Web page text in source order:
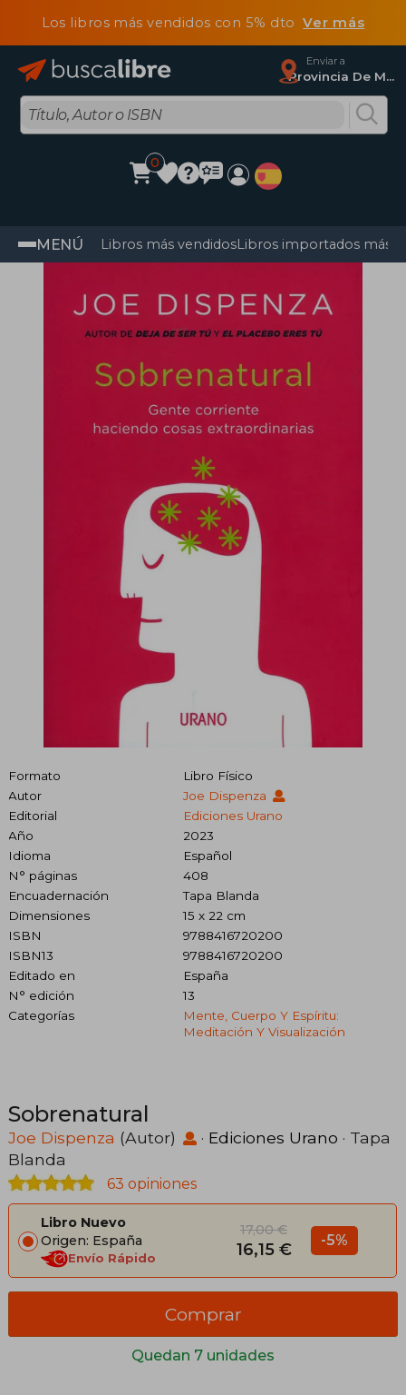
Los libros más vendidos con 5% dtoVer más
Enviar a
Provincia De Madrid
0
MENÚ Libros más vendidosLibros importados más
Formato
Libro Físico
Autor
Joe Dispenza
Editorial
Ediciones Urano
Año
2023
Idioma
Español
N° páginas
408
Encuadernación
Tapa Blanda
Dimensiones
15 x 22 cm
ISBN
9788416720200
ISBN13
9788416720200
Editado en
España
N° edición
13
Categorías
Mente, Cuerpo Y Espíritu:
Meditación Y Visualización
Sobrenatural
Joe Dispenza (Autor) · Ediciones Urano · Tapa
Blanda
63 opiniones
Libro Nuevo
Origen: España
Envío Rápido
17,00 €
16,15 € -5%
Quedan 7 unidades
Comprar